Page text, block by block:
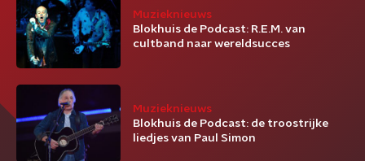
Muzieknieuws
Blokhuis de Podcast: R.E.M. van
cultband naar wereldsucces
Muzieknieuws
Blokhuis de Podcast: de troostrijke
liedjes van Paul Simon